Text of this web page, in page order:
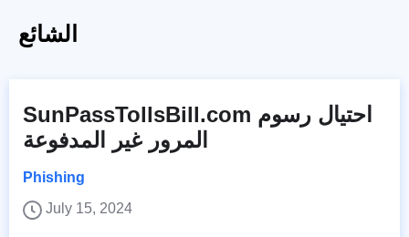
الشائع
SunPassTollsBill.com احتيال رسوم
المرور غير المدفوعة
Phishing
July 15, 2024